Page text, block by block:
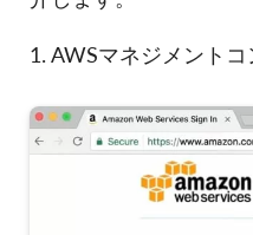
1. AWSマネジメント